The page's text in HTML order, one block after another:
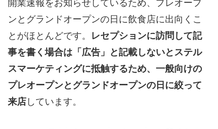
開業速報をお知らせしているため、プレオープ
ンとグランドオープンの日に飲食店に出向くこ
とがほとんどです。
レセプションに訪問して記
事を書く場合は「広告」と記載しないとステル
スマーケティングに抵触するため、一般向けの
プレオープンとグランドオープンの日に絞って
来店しています。